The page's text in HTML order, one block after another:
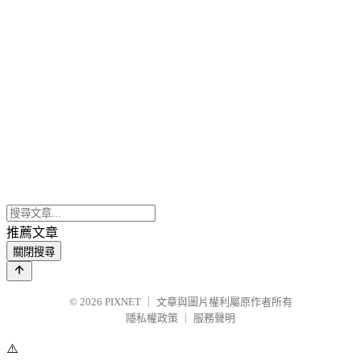
推薦文章
關閉搜尋
© 2026 PIXNET
文章與圖片權利屬原作者所有
隱私權政策
服務聲明
⚠️